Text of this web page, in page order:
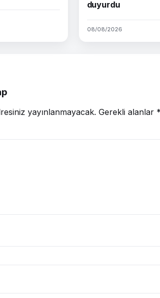
duyurdu
08/08/2026
yayınlanmayacak. Gerekli alanlar *